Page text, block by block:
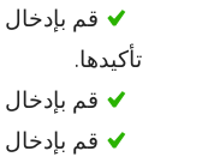
قم
تأكيدها.
قم
قم بإدخال